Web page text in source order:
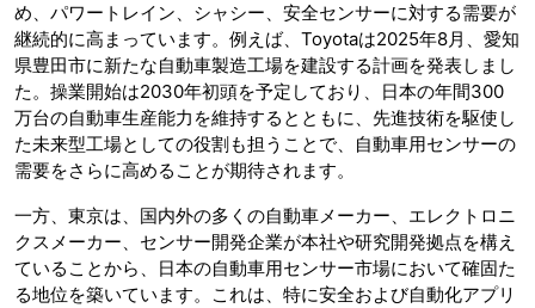
め、パワートレイン、シャシー、安全センサーに対する需要が
継続的に高まっています。例えば、Toyotaは2025年8月、愛知
県豊田市に新たな自動車製造工場を建設する計画を発表しまし
た。操業開始は2030年初頭を予定しており、日本の年間300
万台の自動車生産能力を維持するとともに、先進技術を駆使し
た未来型工場としての役割も担うことで、自動車用センサーの
需要をさらに高めることが期待されます。
一方、東京は、国内外の多くの自動車メーカー、エレクトロニ
クスメーカー、センサー開発企業が本社や研究開発拠点を構え
ていることから、日本の自動車用センサー市場において確固た
る地位を築いています。これは、特に安全および自動化アプリ